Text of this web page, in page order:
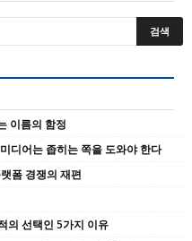
이름의 함정
디어는 좁히는 쪽을 도와야 한다
폼 경쟁의 재편
의 선택인 5가지 이유